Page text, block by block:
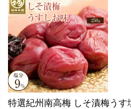
特選紀州南高梅 しそ漬梅うす